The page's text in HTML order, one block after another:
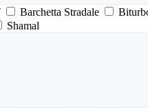
Barchetta Stradale
Shamal